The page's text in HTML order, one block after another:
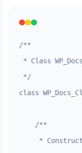
/**
* Class
*/
class
    /**
*